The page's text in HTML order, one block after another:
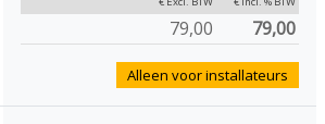
79,00 79,00
Alleen voor installateurs